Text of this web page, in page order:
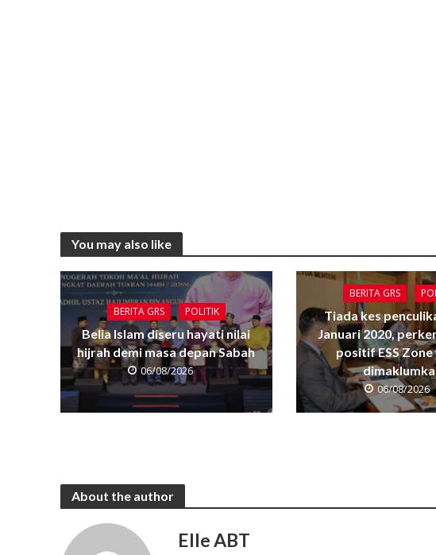
You may also like
BERITA GRS POLITIK
Belia Islam diseru hayati nilai
hijrah demi masa depan Sabah
06/08/2026
BERITA GRS
Tiada kes
Januari 2020,
positif ESS
06/08/2026
About the author
Elle ABT